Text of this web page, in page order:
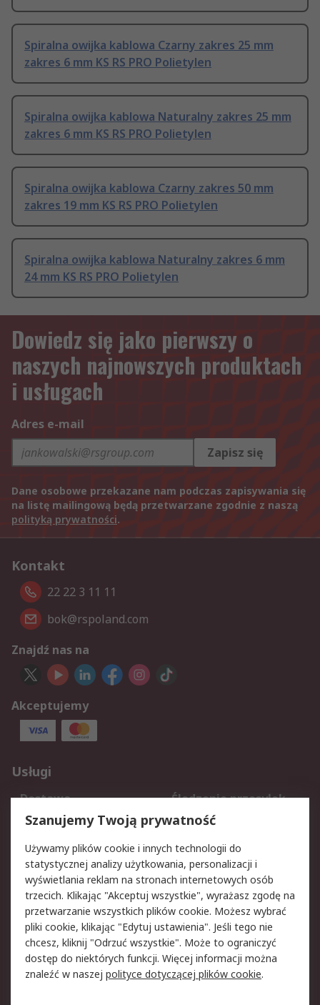
Spiralna owijka kablowa Czarny zakres 25 mm
zakres 6 mm KS RS PRO Polietylen
Spiralna owijka kablowa Naturalny zakres 25 mm
zakres 6 mm KS RS PRO Polietylen
Spiralna owijka kablowa Czarny zakres 50 mm
zakres 19 mm KS RS PRO Polietylen
Spiralna owijka kablowa Naturalny zakres 6 mm
24 mm KS RS PRO Polietylen
Dowiedz się jako pierwszy o
naszych najnowszych produktach
i usługach
Adres e-mail
Zapisz się
Dane osobowe przekazane nam podczas zapisywania się
na listę mailingową będą przetwarzane zgodnie z naszą
polityką prywatności.
Kontakt
22 22 3 11 11
bok@rspoland.com
Znajdź nas na
Akceptujemy
Usługi
Dostawa
Śledzenie przesyłek
Reklamacje i zwroty
Rejestracja
Aspekty prawne
Bezpieczeństwo e-
maila
Polityka dotycząca
plików cookie
Polityka prywatności
Użytkowanie witryny
Zastrzeżenia prawne
Warunki Sprzedaży
Szanujemy Twoją prywatność
Używamy plików cookie i innych technologii do
statystycznej analizy użytkowania, personalizacji i
wyświetlania reklam na stronach internetowych osób
trzecich. Klikając "Akceptuj wszystkie", wyrażasz zgodę na
przetwarzanie wszystkich plików cookie. Możesz wybrać
pliki cookie, klikając "Edytuj ustawienia". Jeśli tego nie
chcesz, kliknij "Odrzuć wszystkie". Może to ograniczyć
dostęp do niektórych funkcji. Więcej informacji można
znaleźć w naszej polityce dotyczącej plików cookie.